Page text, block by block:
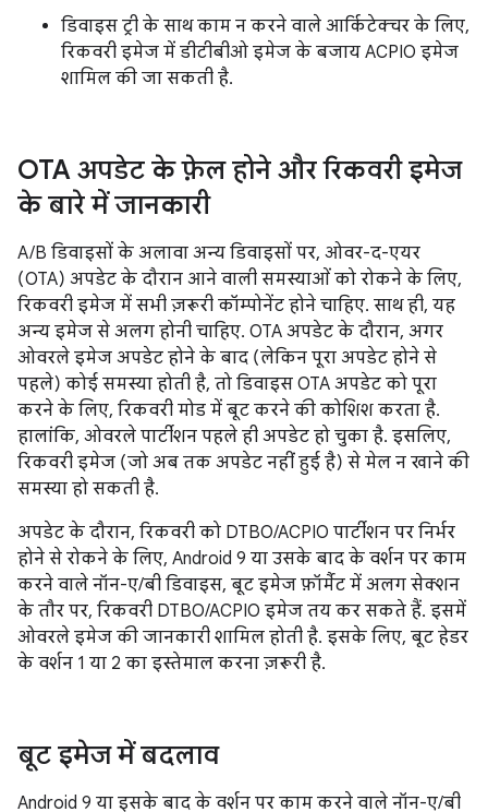
डिवाइस ट्री के साथ काम न करने वाले आर्किटेक्चर के लिए,
रिकवरी इमेज में डीटीबीओ इमेज के बजाय ACPIO इमेज
शामिल की जा सकती है.
OTA अपडेट के फ़ेल होने और रिकवरी इमेज
के बारे में जानकारी
A/B डिवाइसों के अलावा अन्य डिवाइसों पर, ओवर-द-एयर
(OTA) अपडेट के दौरान आने वाली समस्याओं को रोकने के लिए,
रिकवरी इमेज में सभी ज़रूरी कॉम्पोनेंट होने चाहिए. साथ ही, यह
अन्य इमेज से अलग होनी चाहिए. OTA अपडेट के दौरान, अगर
ओवरले इमेज अपडेट होने के बाद (लेकिन पूरा अपडेट होने से
पहले) कोई समस्या होती है, तो डिवाइस OTA अपडेट को पूरा
करने के लिए, रिकवरी मोड में बूट करने की कोशिश करता है.
हालांकि, ओवरले पार्टीशन पहले ही अपडेट हो चुका है. इसलिए,
रिकवरी इमेज (जो अब तक अपडेट नहीं हुई है) से मेल न खाने की
समस्या हो सकती है.
अपडेट के दौरान, रिकवरी को DTBO/ACPIO पार्टीशन पर निर्भर
होने से रोकने के लिए, Android 9 या उसके बाद के वर्शन पर काम
करने वाले नॉन-ए/बी डिवाइस, बूट इमेज फ़ॉर्मैट में अलग सेक्शन
के तौर पर, रिकवरी DTBO/ACPIO इमेज तय कर सकते हैं. इसमें
ओवरले इमेज की जानकारी शामिल होती है. इसके लिए, बूट हेडर
के वर्शन 1 या 2 का इस्तेमाल करना ज़रूरी है.
बूट इमेज में बदलाव
Android 9 या इसके बाद के वर्शन पर काम करने वाले नॉन-ए/बी